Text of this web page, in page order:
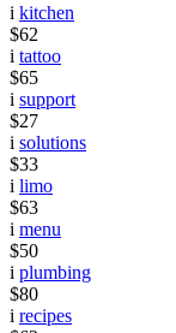
i kitchen
$62
i tattoo
$65
i support
$27
i solutions
$33
i limo
$63
i menu
$50
i plumbing
$80
i recipes